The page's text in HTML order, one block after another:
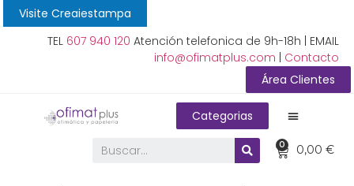
Visite Creaiestampa
TEL 607 940 120 Atención telefonica de 9h-18h | EMAIL
info@ofimatplus.com
Contacto
Área Clientes
Categorias
0,00€
0